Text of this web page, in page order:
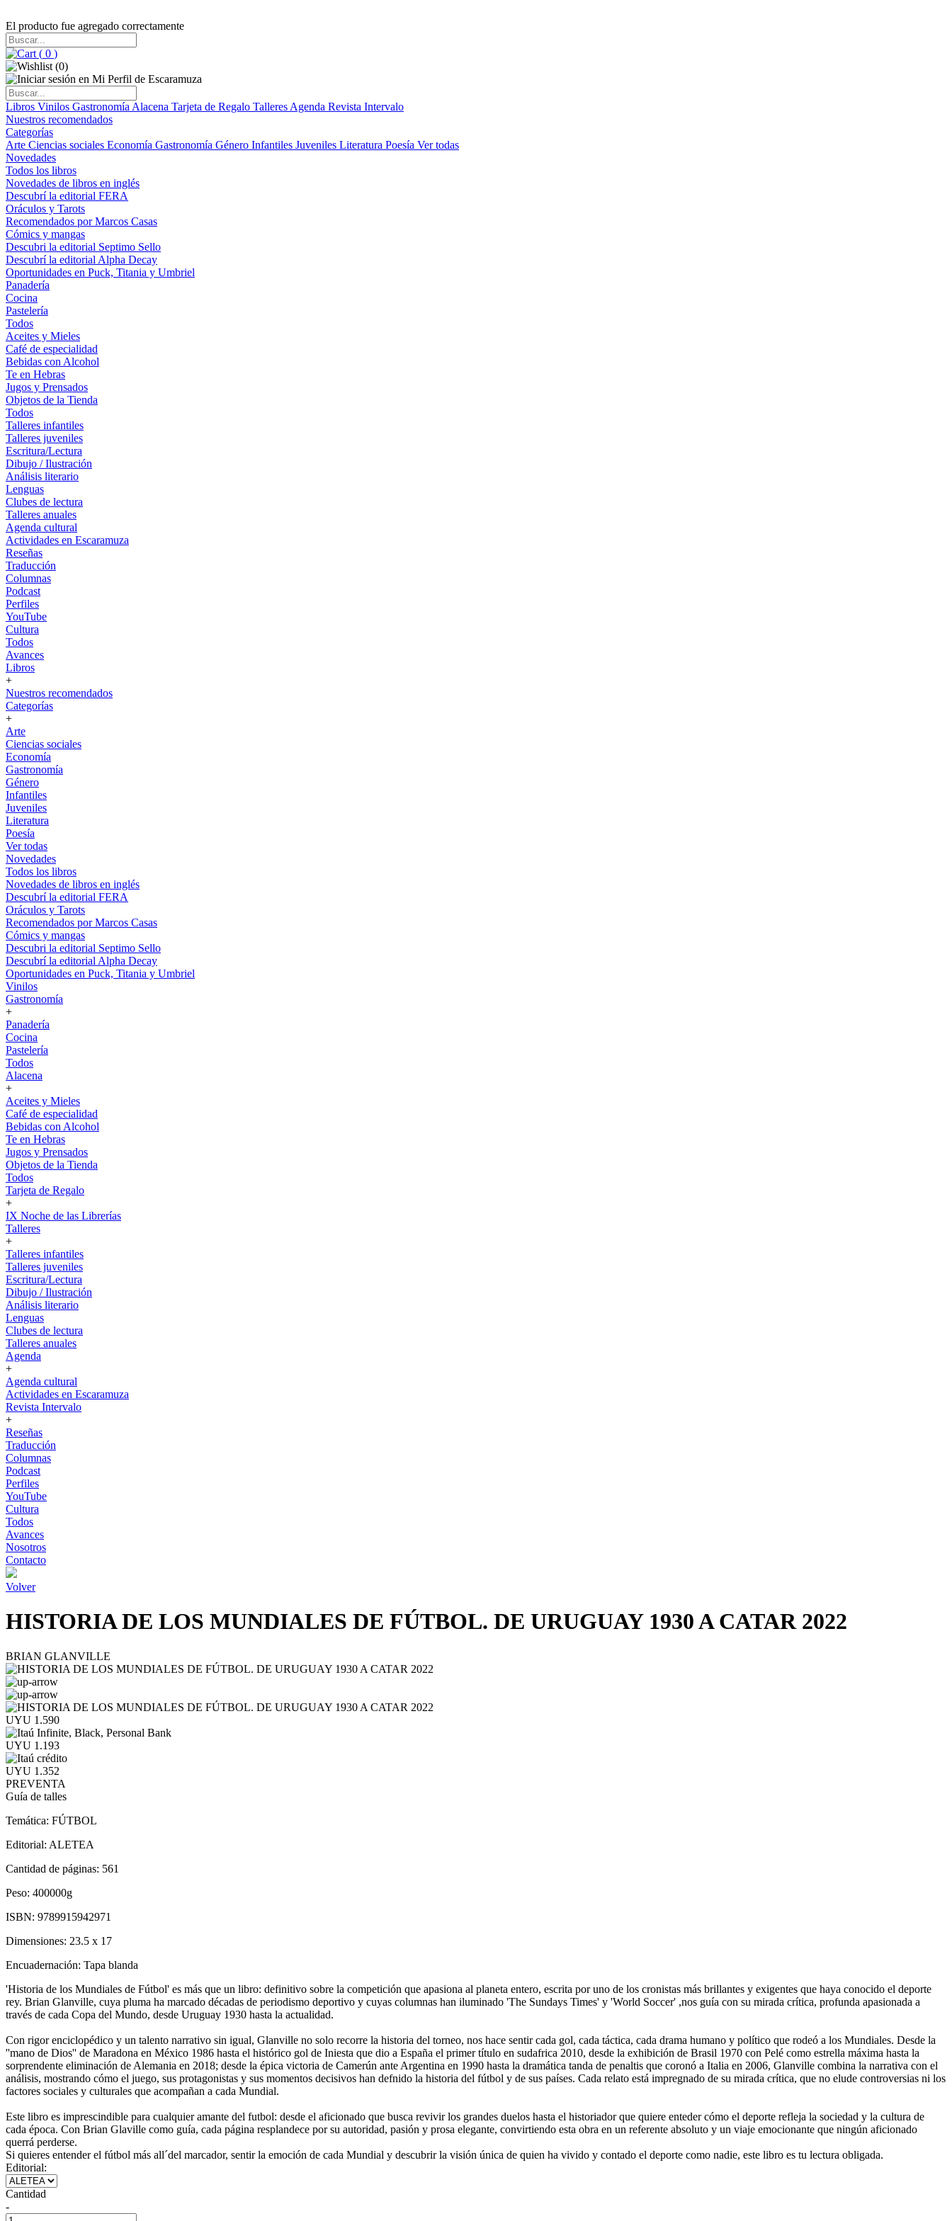
El producto fue agregado correctamente
( 0 )
(0)
Libros Vinilos Gastronomía Alacena Tarjeta de Regalo Talleres Agenda Revista Intervalo
Nuestros recomendados
Categorías
Arte Ciencias sociales Economía Gastronomía Género Infantiles Juveniles Literatura Poesía Ver todas
Novedades
Todos los libros
Novedades de libros en inglés
Descubrí la editorial FERA
Oráculos y Tarots
Recomendados por Marcos Casas
Cómics y mangas
Descubri la editorial Septimo Sello
Descubrí la editorial Alpha Decay
Oportunidades en Puck, Titania y Umbriel
Panadería
Cocina
Pastelería
Todos
Aceites y Mieles
Café de especialidad
Bebidas con Alcohol
Te en Hebras
Jugos y Prensados
Objetos de la Tienda
Todos
Talleres infantiles
Talleres juveniles
Escritura/Lectura
Dibujo / Ilustración
Análisis literario
Lenguas
Clubes de lectura
Talleres anuales
Agenda cultural
Actividades en Escaramuza
Reseñas
Traducción
Columnas
Podcast
Perfiles
YouTube
Cultura
Todos
Avances
Libros
+
Nuestros recomendados
Categorías
+
Arte
Ciencias sociales
Economía
Gastronomía
Género
Infantiles
Juveniles
Literatura
Poesía
Ver todas
Novedades
Todos los libros
Novedades de libros en inglés
Descubrí la editorial FERA
Oráculos y Tarots
Recomendados por Marcos Casas
Cómics y mangas
Descubri la editorial Septimo Sello
Descubrí la editorial Alpha Decay
Oportunidades en Puck, Titania y Umbriel
Vinilos
Gastronomía
+
Panadería
Cocina
Pastelería
Todos
Alacena
+
Aceites y Mieles
Café de especialidad
Bebidas con Alcohol
Te en Hebras
Jugos y Prensados
Objetos de la Tienda
Todos
Tarjeta de Regalo
+
IX Noche de las Librerías
Talleres
+
Talleres infantiles
Talleres juveniles
Escritura/Lectura
Dibujo / Ilustración
Análisis literario
Lenguas
Clubes de lectura
Talleres anuales
Agenda
+
Agenda cultural
Actividades en Escaramuza
Revista Intervalo
+
Reseñas
Traducción
Columnas
Podcast
Perfiles
YouTube
Cultura
Todos
Avances
Nosotros
Contacto
Volver
HISTORIA DE LOS MUNDIALES DE FÚTBOL. DE URUGUAY 1930 A CATAR 2022
BRIAN GLANVILLE
UYU 1.590
UYU 1.193
UYU 1.352
PREVENTA
Guía de talles
Temática: FÚTBOL
Editorial: ALETEA
Cantidad de páginas: 561
Peso: 400000g
ISBN: 9789915942971
Dimensiones: 23.5 x 17
Encuadernación: Tapa blanda
'Historia de los Mundiales de Fútbol' es más que un libro: definitivo sobre la competición que apasiona al planeta entero, escrita por uno de los cronistas más brillantes y exigentes que haya conocido el deporte
rey. Brian Glanville, cuya pluma ha marcado décadas de periodismo deportivo y cuyas columnas han iluminado 'The Sundays Times' y 'World Soccer' ,nos guía con su mirada crítica, profunda apasionada a
través de cada Copa del Mundo, desde Uruguay 1930 hasta la actualidad.
Con rigor enciclopédico y un talento narrativo sin igual, Glanville no solo recorre la historia del torneo, nos hace sentir cada gol, cada táctica, cada drama humano y político que rodeó a los Mundiales. Desde la
''mano de Dios'' de Maradona en México 1986 hasta el histórico gol de Iniesta que dio a España el primer título en sudafrica 2010, desde la exhibición de Brasil 1970 con Pelé como estrella máxima hasta la
sorprendente eliminación de Alemania en 2018; desde la épica victoria de Camerún ante Argentina en 1990 hasta la dramática tanda de penaltis que coronó a Italia en 2006, Glanville combina la narrativa con el
análisis, mostrando cómo el juego, sus protagonistas y sus momentos decisivos han defnido la historia del fútbol y de sus países. Cada relato está impregnado de su mirada crítica, que no elude controversias ni los
factores sociales y culturales que acompañan a cada Mundial.
Este libro es imprescindible para cualquier amante del futbol: desde el aficionado que busca revivir los grandes duelos hasta el historiador que quiere enteder cómo el deporte refleja la sociedad y la cultura de
cada época. Con Brian Glaville como guía, cada página resplandece por su autoridad, pasión y prosa elegante, convirtiendo esta obra en un referente absoluto y un viaje emocionante que ningún aficionado
querrá perderse.
Si quieres entender el fútbol más all´del marcador, sentir la emoción de cada Mundial y descubrir la visión única de quien ha vivido y contado el deporte como nadie, este libro es tu lectura obligada.
Editorial:
Cantidad
-